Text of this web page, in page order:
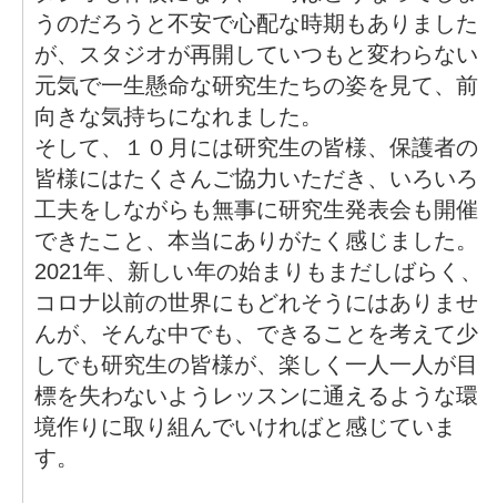
うのだろうと不安で心配な時期もありました
が、スタジオが再開していつもと変わらない
元気で一生懸命な研究生たちの姿を見て、前
向きな気持ちになれました。
そして、１０月には研究生の皆様、保護者の
皆様にはたくさんご協力いただき、いろいろ
工夫をしながらも無事に研究生発表会も開催
できたこと、本当にありがたく感じました。
2021年、新しい年の始まりもまだしばらく、
コロナ以前の世界にもどれそうにはありませ
んが、そんな中でも、できることを考えて少
しでも研究生の皆様が、楽しく一人一人が目
標を失わないようレッスンに通えるような環
境作りに取り組んでいければと感じていま
す。